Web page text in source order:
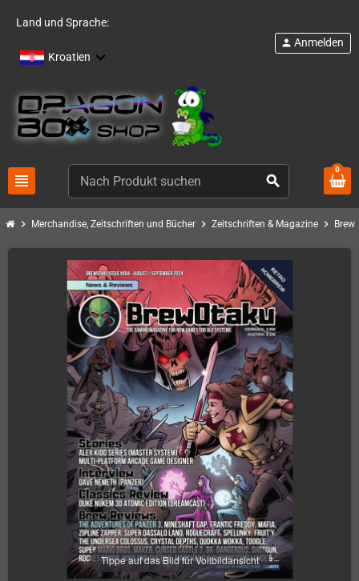
Land und Sprache:
Kroatien
view_headline search
person Anmelden
0
chevron_right Merchandise, Zeitschriften und Bücher chevron_right Zeitschriften & Magazine chevron_right
Tippe auf das Bild für Vollbildansicht